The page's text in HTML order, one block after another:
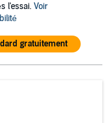
l'essai. Voir
gratuitement